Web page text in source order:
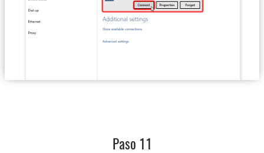
Paso 11